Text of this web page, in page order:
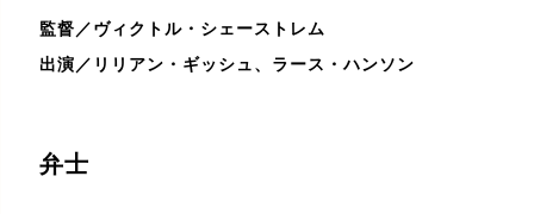
監督／ヴィクトル・シェーストレム
出演／リリアン・ギッシュ、ラース・ハンソン
弁士